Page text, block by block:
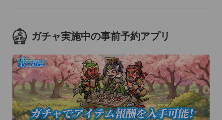
ガチャ実施中の事前予約アプリ